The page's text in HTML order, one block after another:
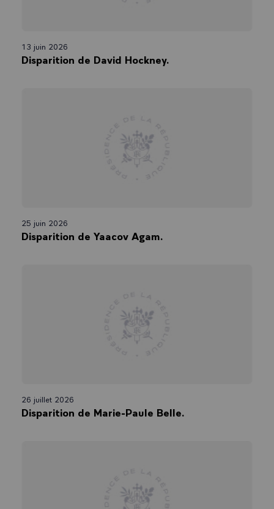
13 juin 2026
Disparition de David Hockney.
25 juin 2026
Disparition de Yaacov Agam.
26 juillet 2026
Disparition de Marie-Paule Belle.